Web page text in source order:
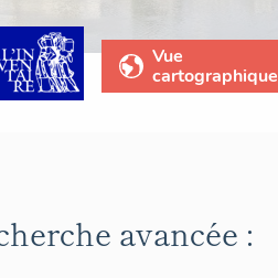
Vue
cartographique
avancée :